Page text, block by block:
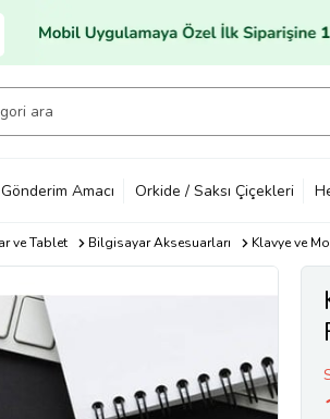
Gönderim Amacı Orkide / Saksı Çiçekleri
ve Tablet Bilgisayar Aksesuarları Klavye ve